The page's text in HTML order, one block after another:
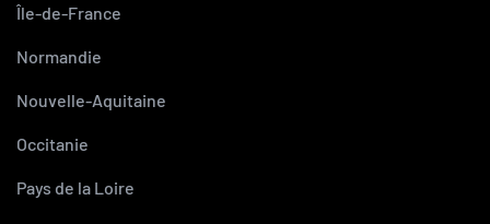
Île-de-France
Normandie
Nouvelle-Aquitaine
Occitanie
Pays de la Loire